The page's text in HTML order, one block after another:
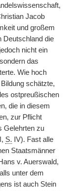
Jacob
und großem
Deutschland die
nicht ein
das
Wie hoch
schätzte,
ostpreußischen
die in diesem
zur Pflicht
Gelehrten zu
S. IV). Fast alle
Staatsmänner
v. Auerswald,
unter dem
ist auch Stein